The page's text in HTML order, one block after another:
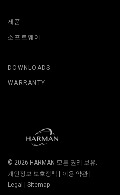
제품
소프트웨어
DOWNLOADS
WARRANTY
© 2026 HARMAN 모든 권리 보유.
개인정보 보호정책 | 이용 약관 |
Legal | Sitemap